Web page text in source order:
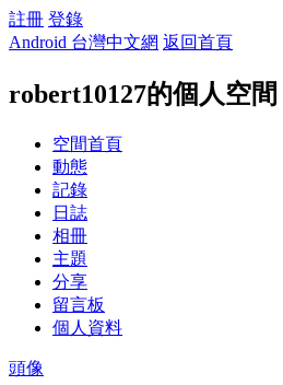
註冊 登錄
Android 台灣中文網 返回首頁
robert10127的個人空間
空間首頁
動態
記錄
日誌
相冊
主題
分享
留言板
個人資料
頭像